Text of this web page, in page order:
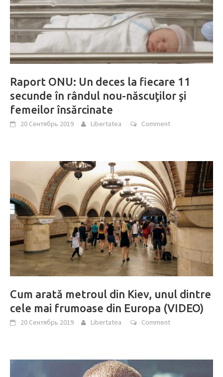
Raport ONU: Un deces la fiecare 11
secunde în rândul nou-născuţilor şi
femeilor însărcinate
20 Сентябрь 2019 Libertatea Comment
Cum arată metroul din Kiev, unul dintre
cele mai frumoase din Europa (VIDEO)
20 Сентябрь 2019 Libertatea Comment